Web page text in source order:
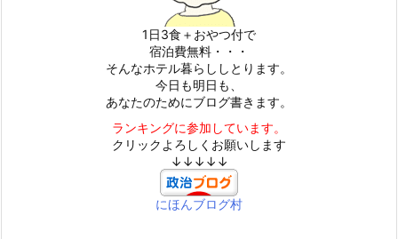
1日3食＋おやつ付で
宿泊費無料・・・
そんなホテル暮らししとります。
今日も明日も、
あなたのためにブログ書きます。
ランキングに参加しています。
クリックよろしくお願いします
↓↓↓↓↓
にほんブログ村